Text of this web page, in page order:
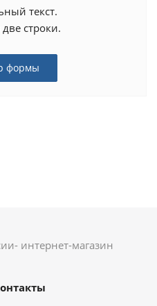
текст.
строки.
формы
интернет-магазин